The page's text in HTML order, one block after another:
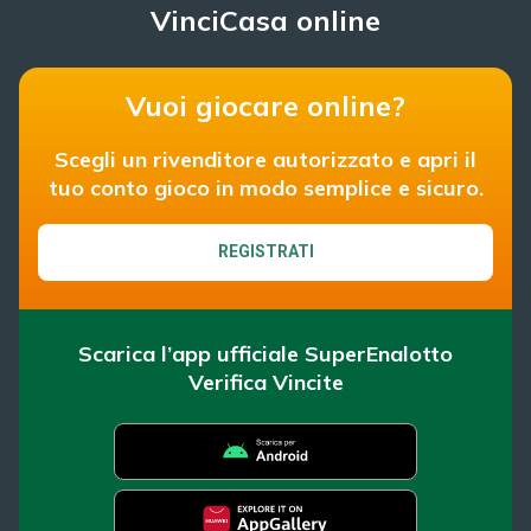
VinciCasa online
Vuoi giocare online?
Scegli un rivenditore autorizzato e apri il
tuo conto gioco in modo semplice e sicuro.
REGISTRATI
Scarica l’app ufficiale SuperEnalotto
Verifica Vincite